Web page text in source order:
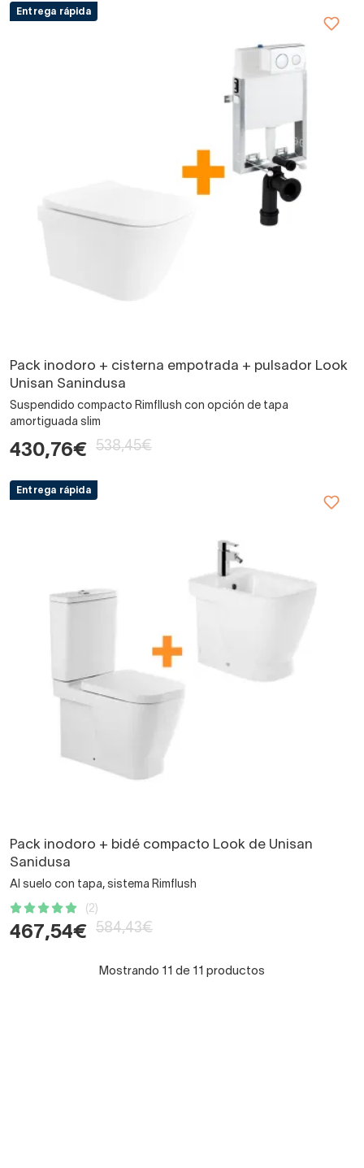
Entrega rápida
Pack inodoro + cisterna empotrada + pulsador Look
Unisan Sanindusa
Suspendido compacto Rimfllush con opción de tapa
amortiguada slim
430,76€ 538,45€
Entrega rápida
Pack inodoro + bidé compacto Look de Unisan
Sanidusa
Al suelo con tapa, sistema Rimflush
(2)
467,54€ 584,43€
Mostrando 11 de 11 productos